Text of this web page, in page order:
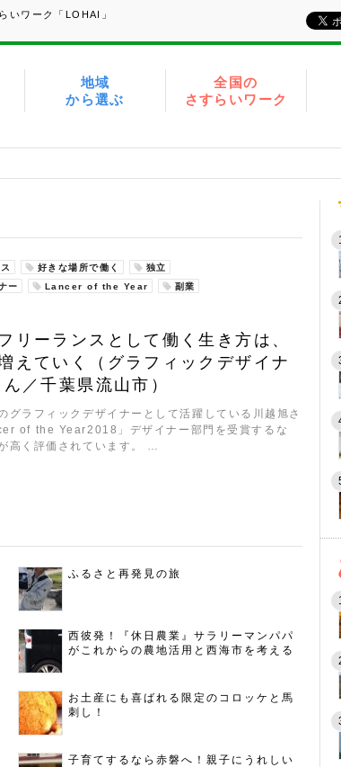
いワーク「LOHAI」
地域
から選ぶ
全国の
さすらいワーク
好きな場所で働く
独立
ー
Lancer of the Year 副業
リーランスとして働く生き方は、
えていく（グラフィックデザイナ
／千葉県流山市）
グラフィックデザイナーとして活躍している川越旭さ
of the Year2018」デザイナー部門を受賞するな
高く評価されています。 …
ふるさと再発見の旅
西彼発！『休日農業』サラリーマンパパ
がこれからの農地活用と西海市を考える
お土産にも喜ばれる限定のコロッケと馬
刺し！
子育てするなら赤磐へ！親子にうれしい